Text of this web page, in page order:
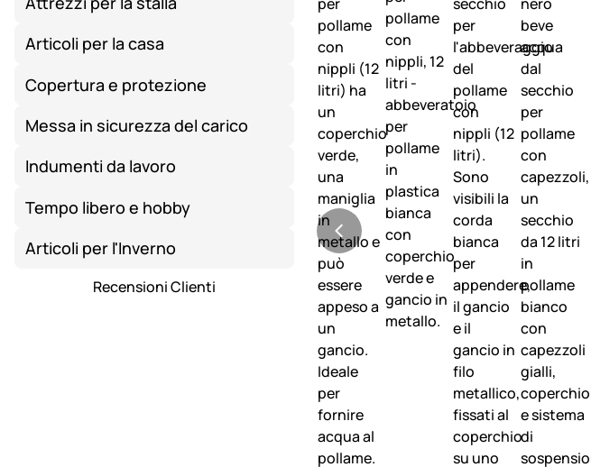
Articoli per la casa
Copertura e protezione
Messa in sicurezza del carico
Indumenti da lavoro
Tempo libero e hobby
Articoli per l'Inverno
Recensioni Clienti